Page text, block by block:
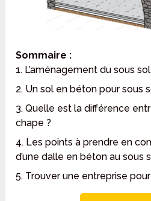
Sommaire :
1. L’aménagement du sous
2. Un sol en béton pour sous
3. Quelle est la différence
chape ?
4. Les points à prendre en
d’une dalle en béton au sous
5. Trouver une entreprise